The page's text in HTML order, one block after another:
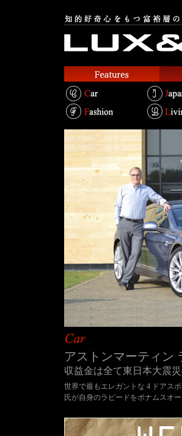
アストンマーティン
収益金は全て東日本大震
世界で最もエレガントな 4 ドアス
氏が自身のラピードをボナムスオ